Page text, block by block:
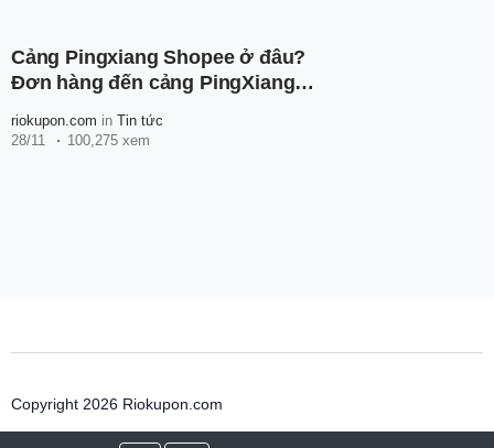
Cảng Pingxiang Shopee ở đâu?
Đơn hàng đến cảng PingXiang
riokupon.com in Tin tức
28/11
100,275 xem
Copyright 2026 Riokupon.com